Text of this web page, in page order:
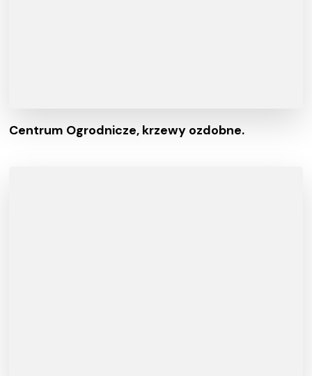
Centrum Ogrodnicze, krzewy ozdobne.